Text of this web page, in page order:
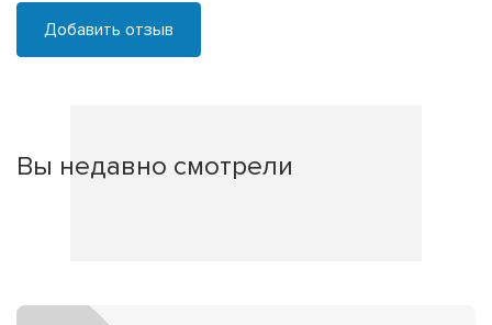
Добавить отзыв
Вы недавно смотрели